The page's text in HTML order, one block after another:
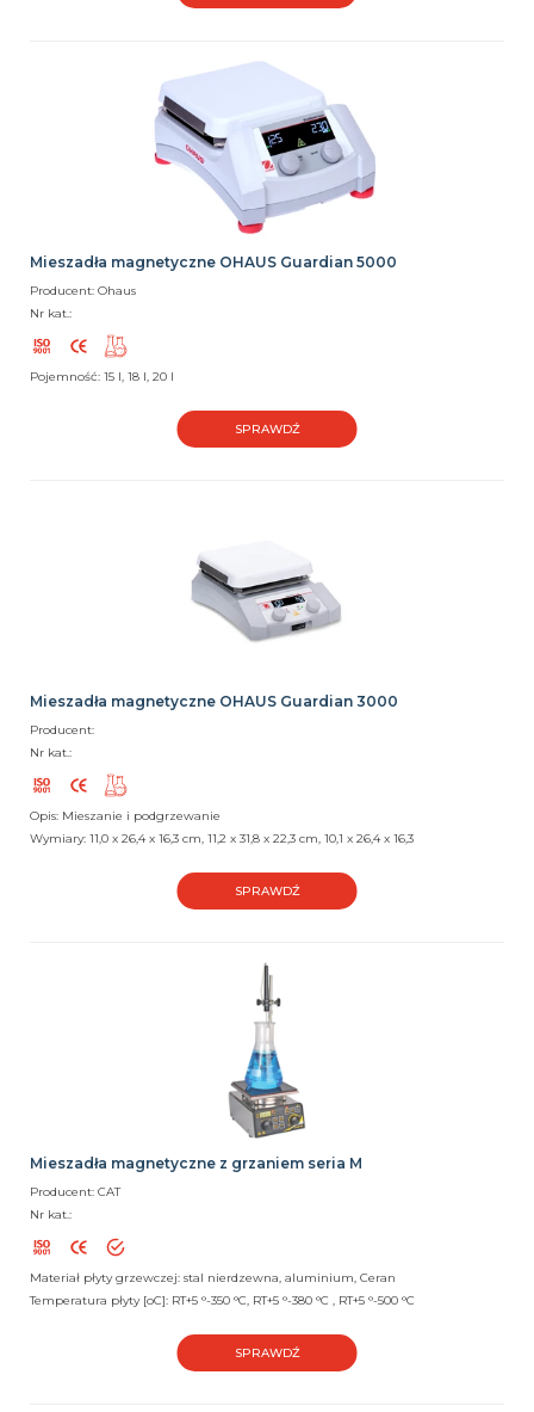
Mieszadła magnetyczne OHAUS Guardian 5000
Producent: Ohaus
Nr kat.:
Pojemność: 15 l, 18 l, 20 l
SPRAWDŹ
Mieszadła magnetyczne OHAUS Guardian 3000
Producent:
Nr kat.:
Opis: Mieszanie i podgrzewanie
Wymiary: 11,0 x 26,4 x 16,3 cm, 11,2 x 31,8 x 22,3 cm, 10,1 x 26,4 x 16,3
SPRAWDŹ
Mieszadła magnetyczne z grzaniem seria M
Producent: CAT
Nr kat.:
Materiał płyty grzewczej: stal nierdzewna, aluminium, Ceran
Temperatura płyty [oC]: RT+5 °-350 °C, RT+5 °-380 °C , RT+5 °-500 °C
SPRAWDŹ